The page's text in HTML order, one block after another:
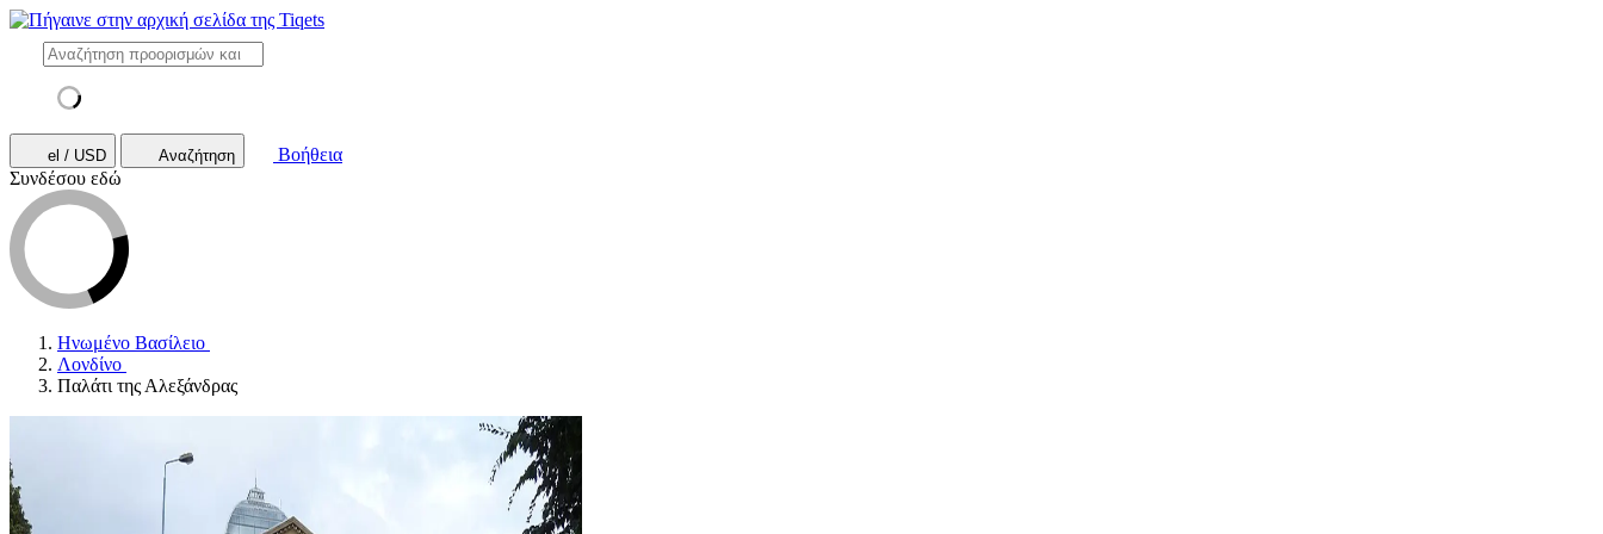
el / USD Αναζήτηση
Βοήθεια
Συνδέσου εδώ
Ηνωμένο Βασίλειο
Λονδίνο
Παλάτι της Αλεξάνδρας